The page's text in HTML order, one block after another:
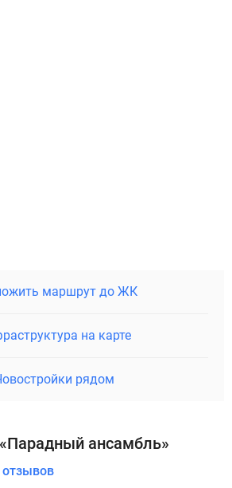
маршрут до ЖК
на карте
рядом
ансамбль»
отзывов